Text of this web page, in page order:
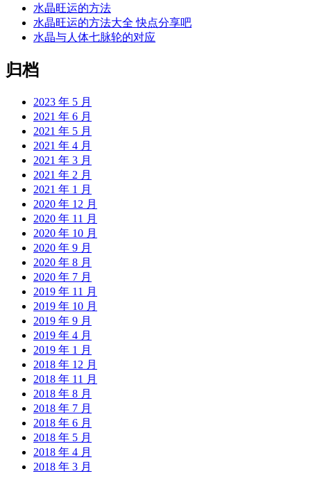
水晶旺运的方法
水晶旺运的方法大全 快点分享吧
水晶与人体七脉轮的对应
归档
2023 年 5 月
2021 年 6 月
2021 年 5 月
2021 年 4 月
2021 年 3 月
2021 年 2 月
2021 年 1 月
2020 年 12 月
2020 年 11 月
2020 年 10 月
2020 年 9 月
2020 年 8 月
2020 年 7 月
2019 年 11 月
2019 年 10 月
2019 年 9 月
2019 年 4 月
2019 年 1 月
2018 年 12 月
2018 年 11 月
2018 年 8 月
2018 年 7 月
2018 年 6 月
2018 年 5 月
2018 年 4 月
2018 年 3 月